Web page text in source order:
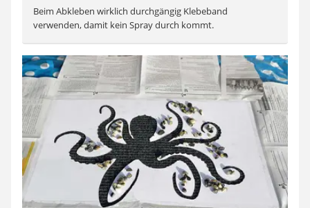
Beim Abkleben wirklich durchgängig Klebeband
verwenden, damit kein Spray durch kommt.